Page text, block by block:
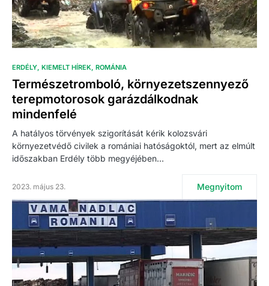
ERDÉLY KIEMELT HÍREK ROMÁNIA
Természetromboló, környezetszennyező
terepmotorosok garázdálkodnak
mindenfelé
A hatályos törvények szigorítását kérik kolozsvári
környezetvédő civilek a romániai hatóságoktól, mert az elmúlt
időszakban Erdély több megyéjében…
2023. május 23. Megnyitom